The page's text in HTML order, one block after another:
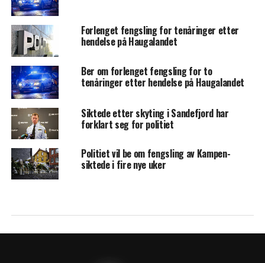
Forlenget fengsling for tenåringer etter
hendelse på Haugalandet
Ber om forlenget fengsling for to
tenåringer etter hendelse på Haugalandet
Siktede etter skyting i Sandefjord har
forklart seg for politiet
Politiet vil be om fengsling av Kampen-
siktede i fire nye uker